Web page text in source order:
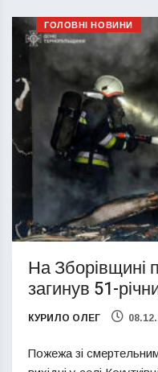
ГОЛОВНІ НОВИНИ
На Зборівщині
загинув 51-
КУРИЛО ОЛЕГ
Пожежа зі